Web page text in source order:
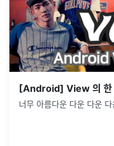
[Android] View 의 한
너무 아름다운 다운 다운